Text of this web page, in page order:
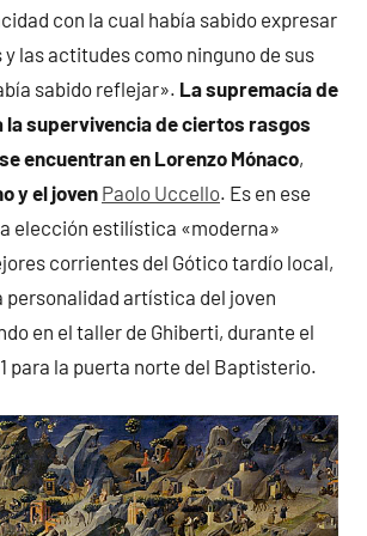
con la cual había sabido expresar
las actitudes como ninguno de sus
sabido reflejar». La supremacía de
la supervivencia de ciertos rasgos
encuentran en Lorenzo Mónaco,
y el joven Paolo Uccello. Es en ese
elección estilística «moderna»
corrientes del Gótico tardío local,
personalidad artística del joven
en el taller de Ghiberti, durante el
para la puerta norte del Baptisterio.